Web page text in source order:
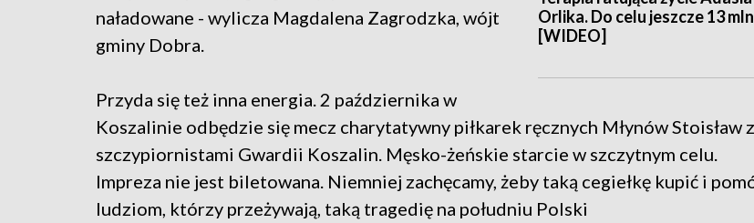
Orlika. Do celu jeszcze 13 mln
[WIDEO]
naładowane - wylicza Magdalena Zagrodzka, wójt
gminy Dobra.
Przyda się też inna energia. 2 października w
Koszalinie odbędzie się mecz charytatywny piłkarek ręcznych Młynów Stoisław
szczypiornistami Gwardii Koszalin. Męsko-żeńskie starcie w szczytnym celu.
Impreza nie jest biletowana. Niemniej zachęcamy, żeby taką cegiełkę kupić i
ludziom, którzy przeżywają, taką tragedię na południu Polski